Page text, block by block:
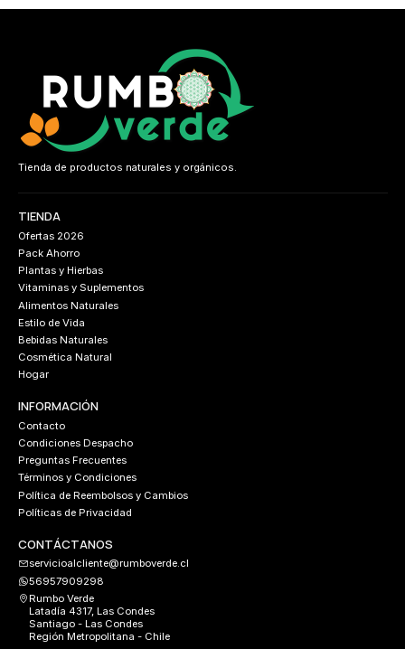
Tienda de productos naturales y orgánicos.
TIENDA
Ofertas 2026
Pack Ahorro
Plantas y Hierbas
Vitaminas y Suplementos
Alimentos Naturales
Estilo de Vida
Bebidas Naturales
Cosmética Natural
Hogar
INFORMACIÓN
Contacto
Condiciones Despacho
Preguntas Frecuentes
Términos y Condiciones
Política de Reembolsos y Cambios
Políticas de Privacidad
CONTÁCTANOS
servicioalcliente@rumboverde.cl
56957909298
Rumbo Verde
Latadía 4317, Las Condes
Santiago - Las Condes
Región Metropolitana - Chile